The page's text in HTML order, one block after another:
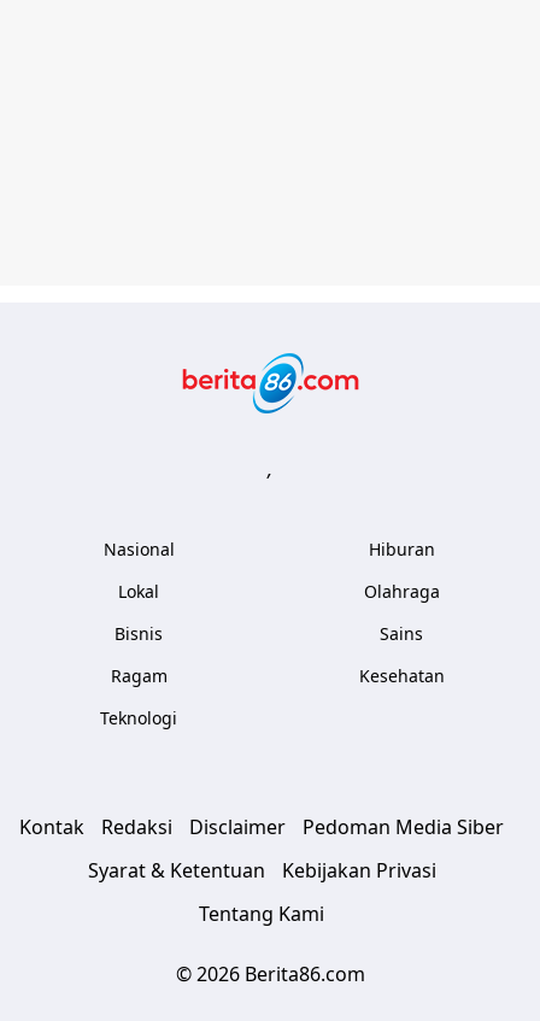
,
Nasional
Lokal
Bisnis
Ragam
Teknologi
Hiburan
Olahraga
Sains
Kesehatan
Kontak Redaksi Disclaimer
Pedoman Media Siber
Syarat & Ketentuan
Kebijakan Privasi
Tentang Kami
© 2026 Berita86.com